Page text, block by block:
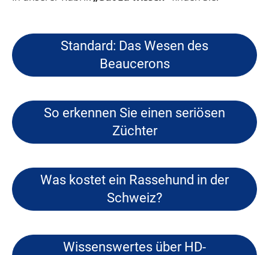
Standard: Das Wesen des
Beaucerons
So erkennen Sie einen seriösen
Züchter
Was kostet ein Rassehund in der
Schweiz?
Wissenswertes über HD-